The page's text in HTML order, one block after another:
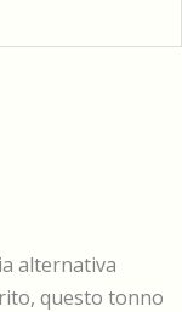
alternativa
questo tonno